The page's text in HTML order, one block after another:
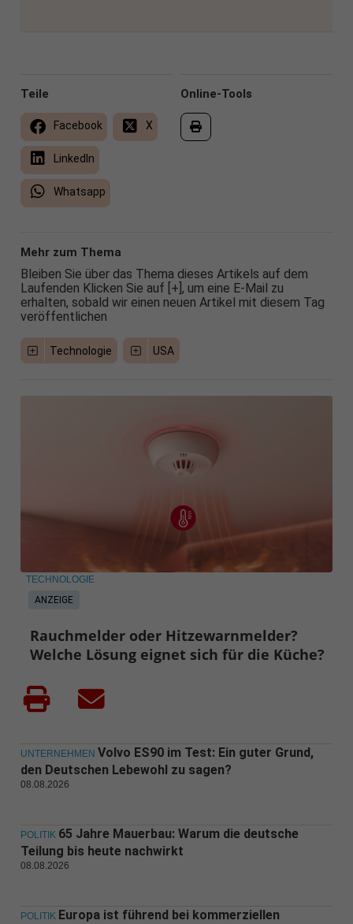
Online-Tools
Teile
Facebook X
LinkedIn
Whatsapp
Mehr zum Thema
Bleiben Sie über das Thema dieses Artikels auf dem
Laufenden Klicken Sie auf [+], um eine E-Mail zu
erhalten, sobald wir einen neuen Artikel mit diesem Tag
veröffentlichen
Technologie USA
ANZEIGE
TECHNOLOGIE
Rauchmelder oder Hitzewarnmelder?
Welche Lösung eignet sich für die Küche?
UNTERNEHMEN Volvo ES90 im Test: Ein guter Grund,
den Deutschen Lebewohl zu sagen?
08.08.2026
POLITIK 65 Jahre Mauerbau: Warum die deutsche
Teilung bis heute nachwirkt
08.08.2026
POLITIK Europa ist führend bei kommerziellen